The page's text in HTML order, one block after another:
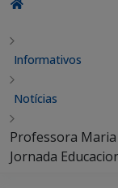
Informativos
Notícias
Professora
Jornada